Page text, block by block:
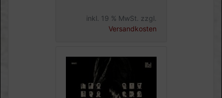
inkl. 19 % MwSt. zzgl.
Versandkosten